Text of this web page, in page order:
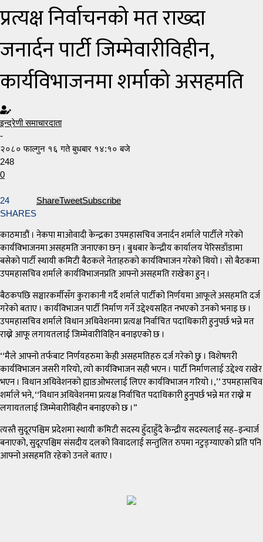
प्रत्यक्ष निर्वाचनको मत राख्दा
जनार्दन पार्टी जिम्मेवारीविहीन,
कार्यविभाजनमा शर्माको असहमति
इन्द्रेणी समाचारदाता
-
२०८० फाल्गुन १६ गते बुधबार १४:१० बजे
248
0
24
SHARES
ShareTweetSubscribe
काठमाडौं । नेकपा माओवादी केन्द्रका उपमहासचिव जनार्दन शर्माले पार्टीले गरेको
कार्यविभाजनमा असहमति जनाएका छन् । बुधबार केन्द्रीय कार्यालय पेरिसडाँडामा
बसेको पार्टी स्थायी कमिटी बैठकले नेताहरुको कार्यविभाजन गरेको थियो । सो बैठकमा
उपमहासचिव शर्माले कार्यविभाजनप्रति आफ्नो असहमति राखेका हुन् ।
बैठकपछि सञ्चारकर्मीसँग कुराकानी गर्दै शर्माले पार्टीको निर्णयमा आफूले असहमति दर्ज
गरेको बताए । कार्यविभाजन पार्टी निर्माण गर्ने उद्देश्यसहित नभएको उनको भनाइ छ ।
उपमहासचिव शर्माले विधान अधिवेशनमा प्रत्यक्ष निर्वाचित पदाधिकारी हुनुपर्छ भन्ने मत
राख्ने आफू लगायतलाई जिम्मेवारीविहिन बनाइएको छ ।
‘‘मैले आफ्नो तर्फबाट निर्णयहरुमा केही असहमतिहरु दर्ज गरेको छु । विशेषगरी
कार्यविभाजन जसरी गरियो, त्यो कार्यविभाजन सही भएन । पार्टी निर्माणलाई उद्देश्य राखेर
भएन । विधान अधिवेशनको ह्याङओभरलाई लिएर कार्यविभाजन गरियो ।,’’ उपमहासचिव
शर्माले भने, ‘‘विधान अधिवेशनमा प्रत्यक्ष निर्वाचित पदाधिकारी हुनुपर्छ भन्ने मत राख्ने म
लगायतलाई जिम्मेवारीविहीन बनाइएको छ ।”
त्यस्तै सुदूरपश्चिम प्रदेशमा स्थायी कमिटी सदस्य हुँदाहुँदै केन्द्रीय सदस्यलाई सह–इन्चार्ज
बनाएको, सुदूरपश्चिम संसदीय दलको विवादलाई सन्तुलित रुपमा नटुङ्ग्याएको प्रति पनि
आफ्नो असहमति रहेको उनले बताए ।